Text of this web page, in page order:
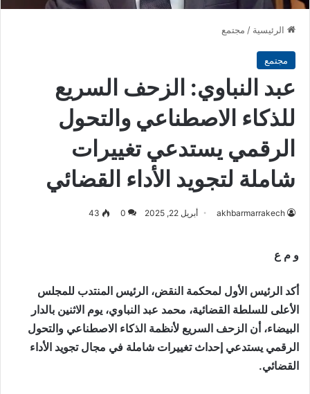
الرئيسية / مجتمع
مجتمع
عبد النباوي: الزحف السريع
للذكاء الاصطناعي والتحول
الرقمي يستدعي تغييرات
شاملة لتجويد الأداء القضائي
akhbarmarrakech أبريل 22, 2025 0
43
و م ع
أكد الرئيس الأول لمحكمة النقض، الرئيس المنتدب للمجلس
الأعلى للسلطة القضائية، محمد عبد النباوي، يوم الاثنين بالدار
البيضاء، أن الزحف السريع لأنظمة الذكاء الاصطناعي والتحول
الرقمي يستدعي إحداث تغييرات شاملة في مجال تجويد الأداء
القضائي.